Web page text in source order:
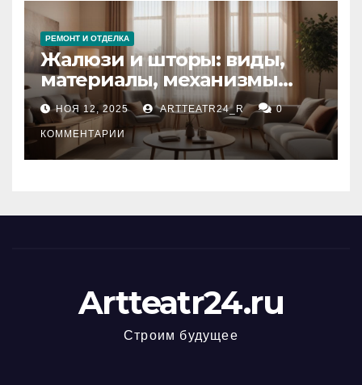
РЕМОНТ И ОТДЕЛКА
Жалюзи и шторы: виды,
материалы, механизмы
управления и уход
НОЯ 12, 2025 ARTTEATR24_R 0
КОММЕНТАРИИ
Artteatr24.ru
Строим будущее